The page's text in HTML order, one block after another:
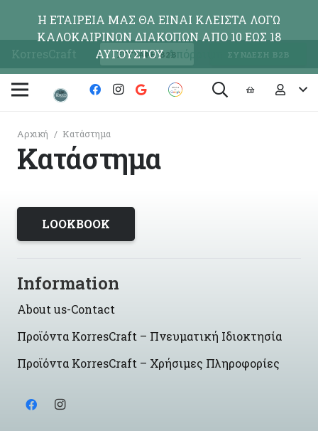
KorresCraft ΕΓΓΡΑΦΗ Β2Β ΣΥΝΔΕΣΗ Β2Β
Αρχική / Κατάστημα
Κατάστημα
LOOKBOOK
Information
About us-Contact
Προϊόντα KorresCraft – Πνευματική Ιδιοκτησία
Προϊόντα KorresCraft – Χρήσιμες Πληροφορίες
Η ΕΤΑΙΡΕΙΑ ΜΑΣ ΘΑ ΕΙΝΑΙ ΚΛΕΙΣΤΑ ΛΟΓΩ
ΚΑΛΟΚΑΙΡΙΝΩΝ ΔΙΑΚΟΠΩΝ ΑΠΟ 10 ΕΩΣ 18
ΑΥΓΟΥΣΤΟΥΑπόρριψη